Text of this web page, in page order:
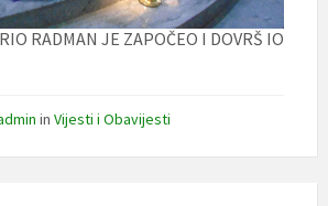
RADMAN JE ZAPOČEO I DOVRŠ IO
in Vijesti i Obavijesti